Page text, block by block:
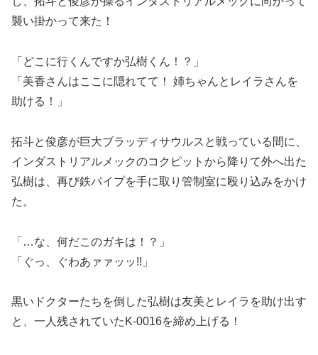
襲い掛かって来た！
「どこに行くんですか弘樹くん！？」
「美香さんはここに隠れてて！ 姉ちゃんとレイラさんを
助ける！」
拓斗と俊彦が巨大ブラッディサウルスと戦っている間に、
インダストリアルメックのコクピットから降りて外へ出た
弘樹は、再び鉄パイプを手に取り管制室に殴り込みをかけ
た。
「…な、何だこのガキは！？」
「ぐっ、ぐわあァァッッ!!」
黒いドクターたちを倒した弘樹は友美とレイラを助け出す
と、一人残されていたK-0016を締め上げる！